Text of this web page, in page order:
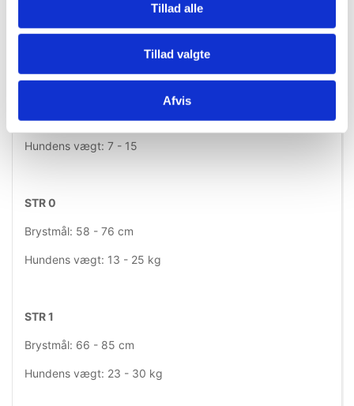
Tillad alle
Tillad valgte
Afvis
Hundens vægt: 4 - 7 kg
Brystmål: 51 - 67 cm
Hundens vægt: 7 - 15
STR 0
Brystmål: 58 - 76 cm
Hundens vægt: 13 - 25 kg
STR 1
Brystmål: 66 - 85 cm
Hundens vægt: 23 - 30 kg